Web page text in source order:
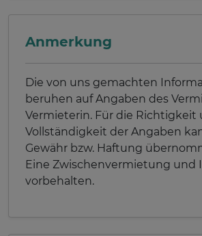
Anmerkung
Die von uns gemachten
beruhen auf Angaben des
Vermieterin. Für die Richtigkeit
Vollständigkeit der Angaben
Gewähr bzw. Haftung
Eine Zwischenvermietung und
vorbehalten.